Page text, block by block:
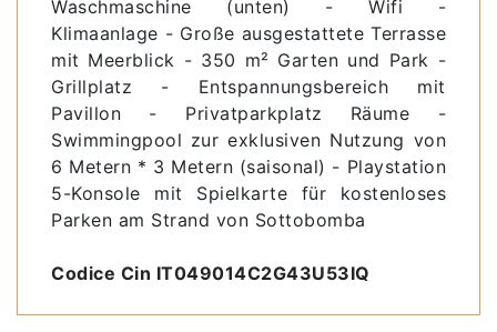
Waschmaschine (unten) - Wifi -
Klimaanlage - Große ausgestattete Terrasse
mit Meerblick - 350 m² Garten und Park -
Grillplatz - Entspannungsbereich mit
Pavillon - Privatparkplatz Räume -
Swimmingpool zur exklusiven Nutzung von
6 Metern * 3 Metern (saisonal) - Playstation
5-Konsole mit Spielkarte für kostenloses
Parken am Strand von Sottobomba
​Codice Cin IT049014C2G43U53IQ